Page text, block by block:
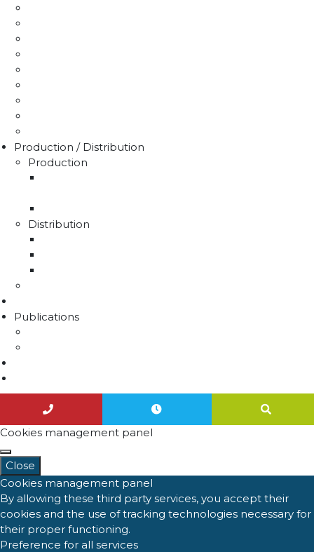
Production / Distribution
Production
Distribution
Publications
Cookies management panel
Close
Cookies management panel
By allowing these third party services, you accept their
cookies and the use of tracking technologies necessary for
their proper functioning.
Preference for all services